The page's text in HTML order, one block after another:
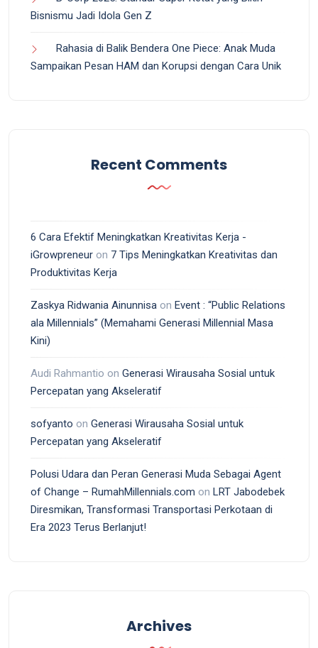
Bisnismu Jadi Idola Gen Z
Rahasia di Balik Bendera One Piece: Anak Muda
Sampaikan Pesan HAM dan Korupsi dengan Cara Unik
Recent Comments
6 Cara Efektif Meningkatkan Kreativitas Kerja -
iGrowpreneur on 7 Tips Meningkatkan Kreativitas dan
Produktivitas Kerja
Zaskya Ridwania Ainunnisa on Event : “Public Relations
ala Millennials” (Memahami Generasi Millennial Masa
Kini)
Audi Rahmantio on Generasi Wirausaha Sosial untuk
Percepatan yang Akseleratif
sofyanto on Generasi Wirausaha Sosial untuk
Percepatan yang Akseleratif
Polusi Udara dan Peran Generasi Muda Sebagai Agent
of Change – RumahMillennials.com on LRT Jabodebek
Diresmikan, Transformasi Transportasi Perkotaan di
Era 2023 Terus Berlanjut!
Archives